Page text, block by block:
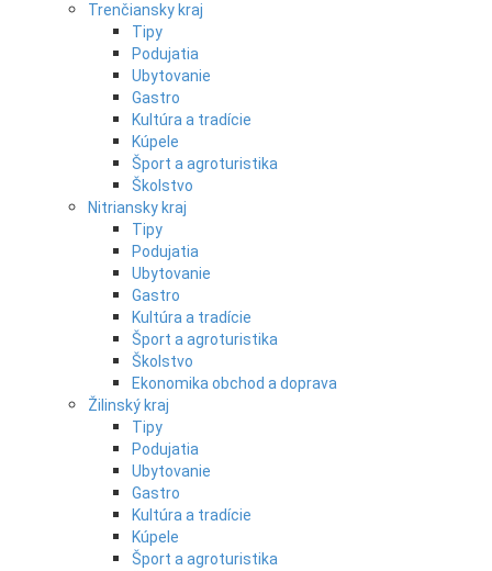
Trenčiansky kraj
Tipy
Podujatia
Ubytovanie
Gastro
Kultúra a tradície
Kúpele
Šport a agroturistika
Školstvo
Nitriansky kraj
Tipy
Podujatia
Ubytovanie
Gastro
Kultúra a tradície
Šport a agroturistika
Školstvo
Ekonomika obchod a doprava
Žilinský kraj
Tipy
Podujatia
Ubytovanie
Gastro
Kultúra a tradície
Kúpele
Šport a agroturistika